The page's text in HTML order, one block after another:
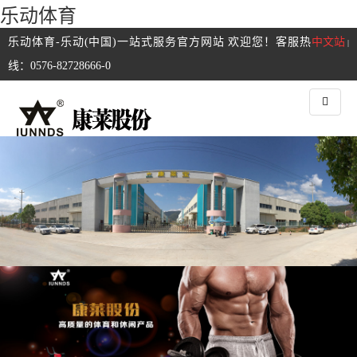
乐动体育
中文站 |
乐动体育-乐动(中国)一站式服务官方网站 欢迎您！客服热
线：0576-82728666-0